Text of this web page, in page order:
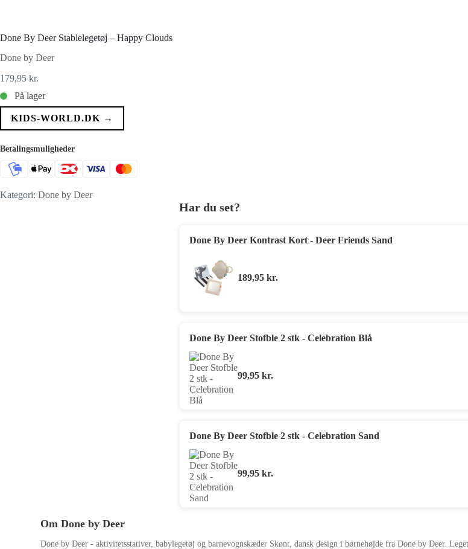
Done By Deer Stablelegetøj – Happy Clouds
Done by Deer
179,95 kr.
På lager
KIDS-WORLD.DK →
Betalingsmuligheder
Kategori: Done by Deer
Har du set?
Done By Deer Kontrast Kort - Deer Friends Sand
189,95 kr.
Done By Deer Stofble 2 stk - Celebration Blå
99,95 kr.
Done By Deer Stofble 2 stk - Celebration Sand
99,95 kr.
Om Done by Deer
Done by Deer - aktivitetsstativer, babylegetøj og barnevognskæder Skønt, dansk design i børnehøjde fra Done by Deer.